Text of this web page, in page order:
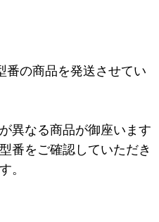
番の商品を発送させてい
異なる商品が御座います
番をご確認していただき
。